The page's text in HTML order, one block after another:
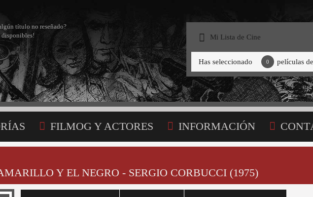
título no reseñado?
disponibles!
Mi Lista de Cine
Has seleccionado 0 películas
FILMOG Y ACTORES INFORMACIÓN
Y EL NEGRO - SERGIO CORBUCCI (1975)